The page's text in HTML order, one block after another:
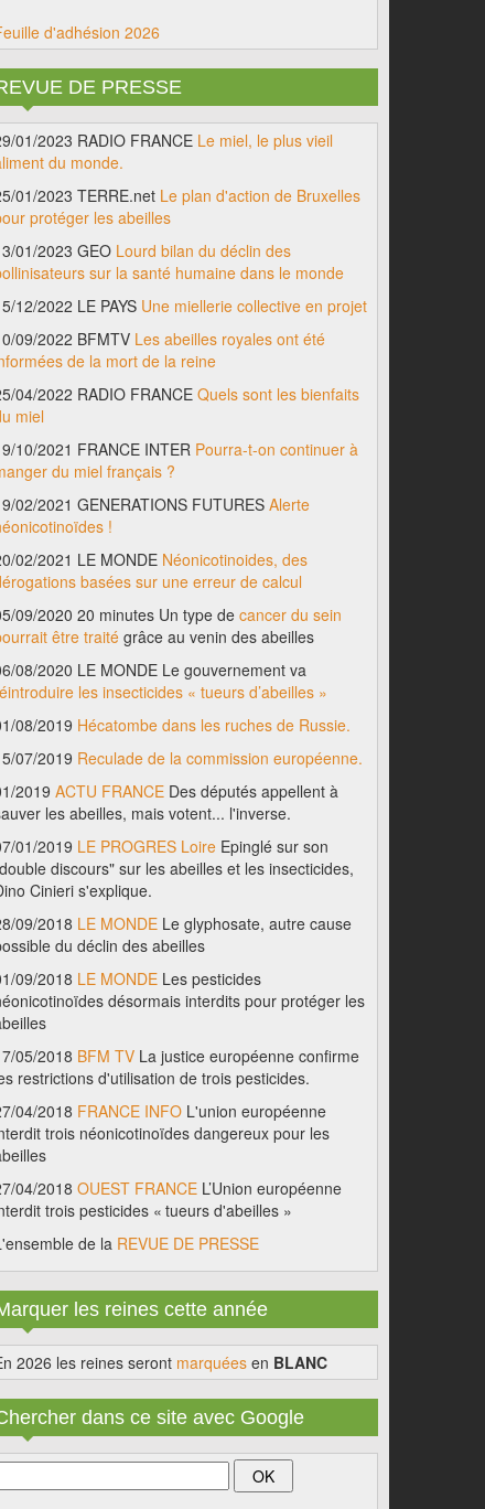
d'adhésion 2026
DE PRESSE
01/2023 RADIO FRANCE Le miel, le plus vieil
du monde.
01/2023 TERRE.net Le plan d'action de Bruxelles
protéger les abeilles
01/2023 GEO Lourd bilan du déclin des
sur la santé humaine dans le monde
12/2022 LE PAYS Une miellerie collective en projet
09/2022 BFMTV Les abeilles royales ont été
de la mort de la reine
04/2022 RADIO FRANCE Quels sont les bienfaits
miel
10/2021 FRANCE INTER Pourra-t-on continuer à
du miel français ?
02/2021 GENERATIONS FUTURES Alerte
!
02/2021 LE MONDE Néonicotinoides, des
basées sur une erreur de calcul
09/2020 20 minutes Un type decancer du sein
être traitégrâce au venin des abeilles
08/2020 LE MONDE Le gouvernement va
les insecticides « tueurs d’abeilles »
08/2019 Hécatombe dans les ruches de Russie.
07/2019 Reculade de la commission européenne.
2019 ACTU FRANCE Des députés appellent à
les abeilles, mais votent... l'inverse.
01/2019 LE PROGRES Loire Epinglé sur son
discours" sur les abeilles et les insecticides,
Cinieri s'explique.
09/2018 LE MONDE Le glyphosate, autre cause
du déclin des abeilles
09/2018 LE MONDE Les pesticides
désormais interdits pour protéger les
05/2018 BFM TV La justice européenne confirme
restrictions d'utilisation de trois pesticides.
04/2018 FRANCE INFO L'union européenne
trois néonicotinoïdes dangereux pour les
04/2018 OUEST FRANCE L’Union européenne
trois pesticides « tueurs d'abeilles »
de la REVUE DE PRESSE
les reines cette année
2026 les reines seront marquées en BLANC
dans ce site avec Google